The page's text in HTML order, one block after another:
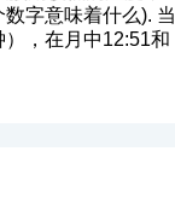
字意味着什么). 当
，在月中12:51和